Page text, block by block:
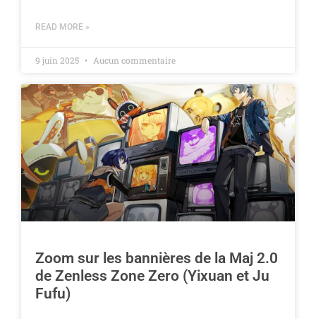
READ MORE »
9 juin 2025 Aucun commentaire
Zoom sur les bannières de la Maj 2.0
de Zenless Zone Zero (Yixuan et Ju
Fufu)